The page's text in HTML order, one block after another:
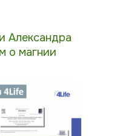
Александра
о магнии